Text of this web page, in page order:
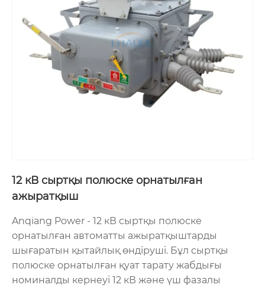
12 кВ сыртқы полюске орнатылған
ажыратқыш
Anqiang Power - 12 кВ сыртқы полюске
орнатылған автоматты ажыратқыштарды
шығаратын қытайлық өндіруші. Бұл сыртқы
полюске орнатылған қуат тарату жабдығы
номиналды кернеуі 12 кВ және үш фазалы